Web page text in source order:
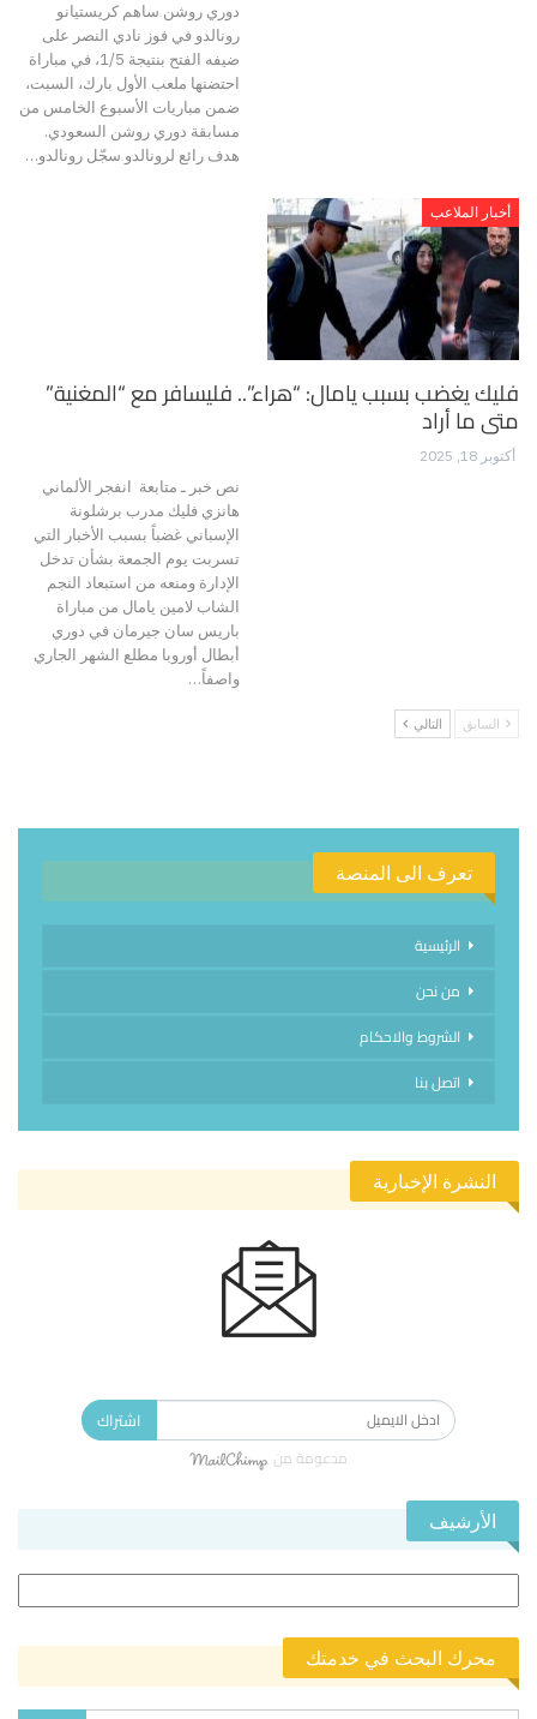
دوري روشن ساهم كريستيانو
رونالدو في فوز نادي النصر على
ضيفه الفتح بنتيجة 1/5، في مباراة
احتضنها ملعب الأول بارك، السبت،
ضمن مباريات الأسبوع الخامس من
مسابقة دوري روشن السعودي.
هدف رائع لرونالدو سجّل رونالدو…
أخبار الملاعب
فليك يغضب بسبب يامال: “هراء”.. فليسافر مع “المغنية”
متى ما أراد
أكتوبر 18, 2025
نص خبر ـ متابعة انفجر الألماني
هانزي فليك مدرب برشلونة
الإسباني غضباً بسبب الأخبار التي
تسربت يوم الجمعة بشأن تدخل
الإدارة ومنعه من استبعاد النجم
الشاب لامين يامال من مباراة
باريس سان جيرمان في دوري
أبطال أوروبا مطلع الشهر الجاري
واصفاً…
السابق التالي
تعرف الى المنصة
الرئيسية
من نحن
الشروط والاحكام
اتصل بنا
النشرة الإخبارية
اشتراك
مدعومة من
الأرشيف
محرك البحث في خدمتك